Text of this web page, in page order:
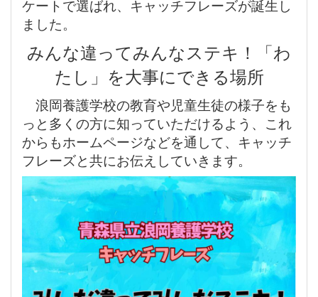
ケートで選ばれ、キャッチフレーズが誕生し
ました。
みんな違ってみんなステキ！「わ
たし」を大事にできる場所
浪岡養護学校の教育や児童生徒の様子をも
っと多くの方に知っていただけるよう、これ
からもホームページなどを通して、キャッチ
フレーズと共にお伝えしていきます。